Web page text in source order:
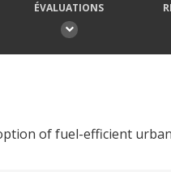
ÉVALUATIONS
of fuel-efficient